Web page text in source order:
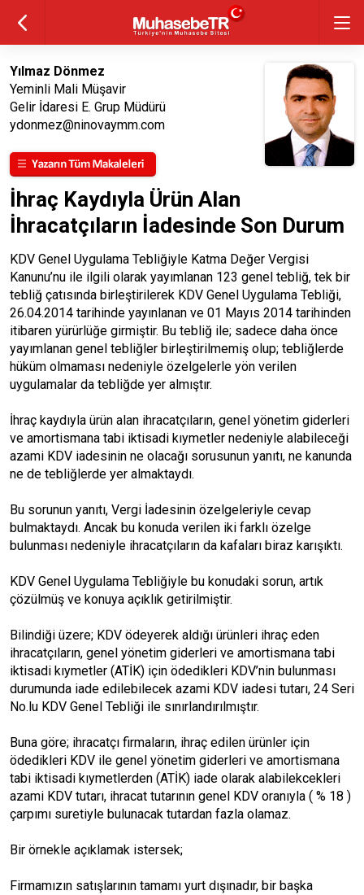
Yılmaz Dönmez
Yeminli Mali Müşavir
Gelir İdaresi E. Grup Müdürü
ydonmez@ninovaymm.com
İhraç Kaydıyla Ürün Alan
İhracatçıların İadesinde Son Durum
KDV Genel Uygulama Tebliğiyle Katma Değer Vergisi
Kanunu’nu ile ilgili olarak yayımlanan 123 genel tebliğ, tek bir
tebliğ çatısında birleştirilerek KDV Genel Uygulama Tebliği,
26.04.2014 tarihinde yayınlanan ve 01 Mayıs 2014 tarihinden
itibaren yürürlüğe girmiştir. Bu tebliğ ile; sadece daha önce
yayımlanan genel tebliğler birleştirilmemiş olup; tebliğlerde
hüküm olmaması nedeniyle özelgelerle yön verilen
uygulamalar da tebliğde yer almıştır.
İhraç kaydıyla ürün alan ihracatçıların, genel yönetim giderleri
ve amortismana tabi iktisadi kıymetler nedeniyle alabileceği
azami KDV iadesinin ne olacağı sorusunun yanıtı, ne kanunda
ne de tebliğlerde yer almaktaydı.
Bu sorunun yanıtı, Vergi İadesinin özelgeleriyle cevap
bulmaktaydı. Ancak bu konuda verilen iki farklı özelge
bulunması nedeniyle ihracatçıların da kafaları biraz karışıktı.
KDV Genel Uygulama Tebliğiyle bu konudaki sorun, artık
çözülmüş ve konuya açıklık getirilmiştir.
Bilindiği üzere; KDV ödeyerek aldığı ürünleri ihraç eden
ihracatçıların, genel yönetim giderleri ve amortismana tabi
iktisadi kıymetler (ATİK) için ödedikleri KDV’nin bulunması
durumunda iade edilebilecek azami KDV iadesi tutarı, 24 Seri
No.lu KDV Genel Tebliği ile sınırlandırılmıştır.
Buna göre; ihracatçı firmaların, ihraç edilen ürünler için
ödedikleri KDV ile genel yönetim giderleri ve amortismana
tabi iktisadi kıymetlerden (ATİK) iade olarak alabilekcekleri
azami KDV tutarı, ihracat tutarının genel KDV oranıyla ( % 18 )
çarpımı suretiyle bulunacak tutardan fazla olamaz.
Bir örnekle açıklamak istersek;
Firmamızın satışlarının tamamı yurt dışınadır, bir başka